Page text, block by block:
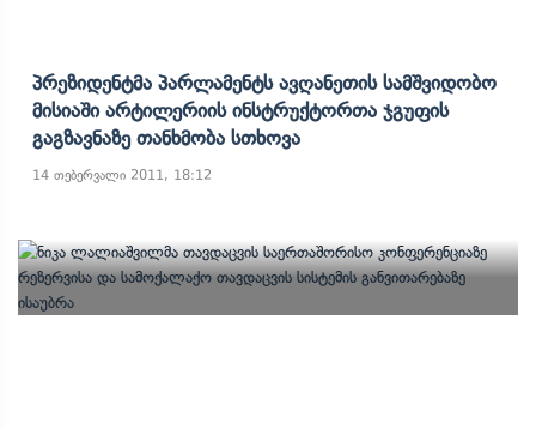
Პრეზიდენტმა Პარლამენტს Ავღანეთის Სამშვიდობო
Მისიაში Არტილერიის Ინსტრუქტორთა Ჯგუფის
Გაგზავნაზე Თანხმობა Სთხოვა
14 თებერვალი 2011, 18:12